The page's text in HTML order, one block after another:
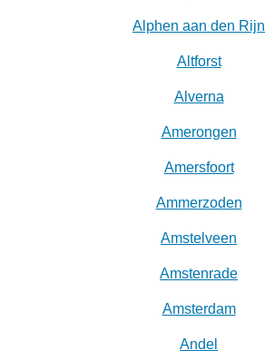
Alphen aan den Rijn
Altforst
Alverna
Amerongen
Amersfoort
Ammerzoden
Amstelveen
Amstenrade
Amsterdam
Andel